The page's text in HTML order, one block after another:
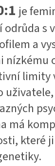
je
s
a
nízkému
limity
má
které